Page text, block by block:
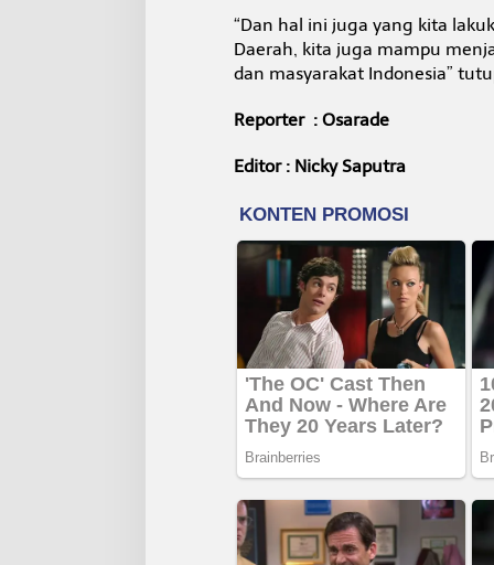
“Dan hal ini juga yang kita
Daerah, kita juga mampu
dan masyarakat Indonesia”
Reporter : Osarade
Editor : Nicky Saputra